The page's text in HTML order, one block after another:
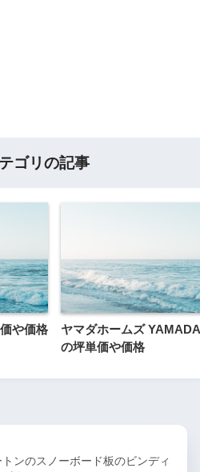
ゴリの記事
や価格
ヤマダホームズ
の坪単価や価格
ンのスノーボード板のビンディ